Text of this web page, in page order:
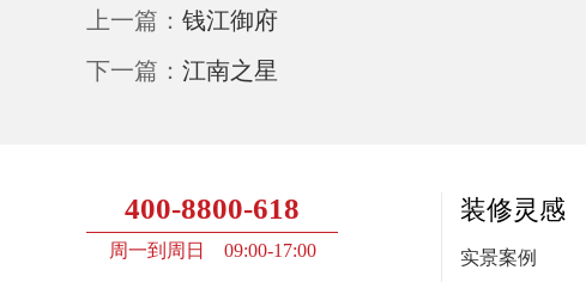
上一篇： 钱江御府
下一篇： 江南之星
400-8800-618
周一到周日 09:00-17:00
装修灵感
实景案例